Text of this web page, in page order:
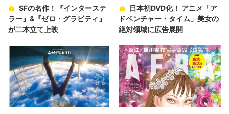
SFの名作！『インターステ
ラー』&『ゼロ・グラビティ』
が二本立て上映
日本初DVD化！ アニメ「ア
ドベンチャー・タイム」美女の
絶対領域に広告展開